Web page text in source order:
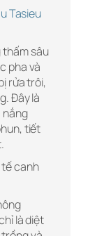
Tasieu
thấm sâu
pha và
rửa trôi,
Đây là
nắng
tiết
canh
là diệt